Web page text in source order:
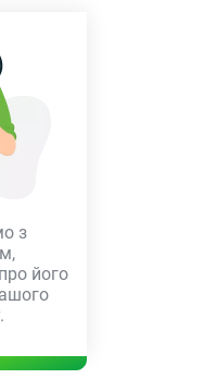
з
його